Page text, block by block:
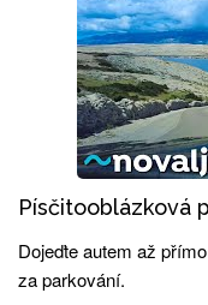
Písčitooblázková
Dojeďte autem až
za parkování.